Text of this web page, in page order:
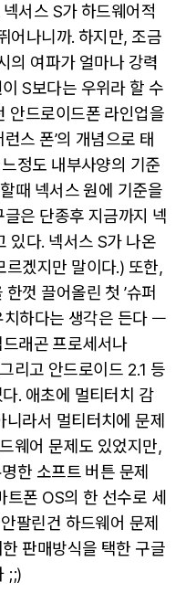
서스 S가 하드웨어적
어나니까. 하지만, 조금
의 여파가 얼마나 강력
S보다는 우위라 할 수
안드로이드폰 라인업을
스 폰’의 개념으로 태
정도 내부사양의 기준
때 넥서스 원에 기준을
은 단종후 지금까지 넥
있다. 넥서스 S가 나온
겠지만 말이다.) 또한,
껏 끌어올린 첫 ’슈퍼
하다는 생각은 든다 ㅡ
래곤 프로세서나
리고 안드로이드 2.1 등
. 애초에 멀티터치 감
라서 멀티터치에 문제
웨어 문제도 있었지만,
한 소프트 버튼 문제
폰 OS의 한 선수로 세
팔린건 하드웨어 문제
판매방식을 택한 구글
;;)